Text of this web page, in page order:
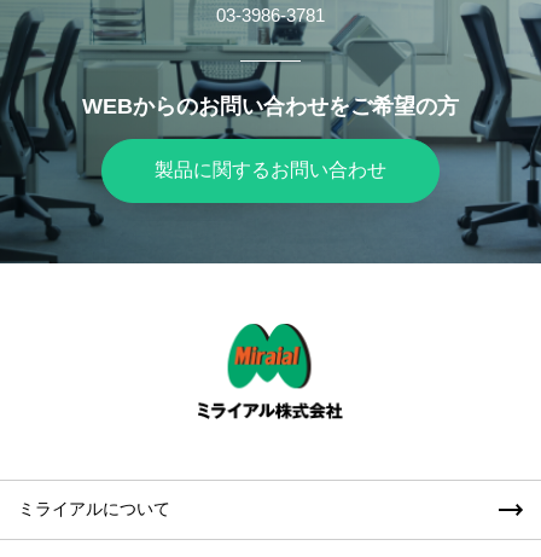
200mm 保管用ボックス
ウェーハカセットを安全にクリーンルーム内で保管する
カセット用BOXです。
150mm PBTカセット
PBT（ポリブチレンテレフタレート）樹脂をベースに導
電材料をコンパウンドした静電気対策カセットです。
125mm PBTカセット
PBT（ポリブチレンテレフタレート）樹脂をベースに、
導電材料をコンパウンドした静電気対策カセットです。
高純度樹脂を使用した小型・軽量な溶着継手で、施工後
はメンテナンスフリーです。
はメンテナンスフリーです。
SB継手 エルボ
高純度樹脂を使用した小型、軽量な溶着継手で、施工後
はメンテナンスフリーです。
SB継手 ティー
03-3986-3781
WEBからのお問い合わせをご希望の方
製品に関するお問い合わせ
ミライアルについて